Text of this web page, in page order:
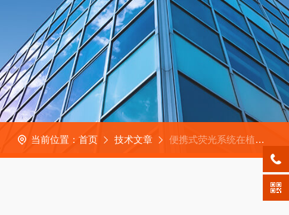
当前位置： 首页 技术文章 ​便携式荧光系统在植物瞬时表达与活体检测中的高效应用